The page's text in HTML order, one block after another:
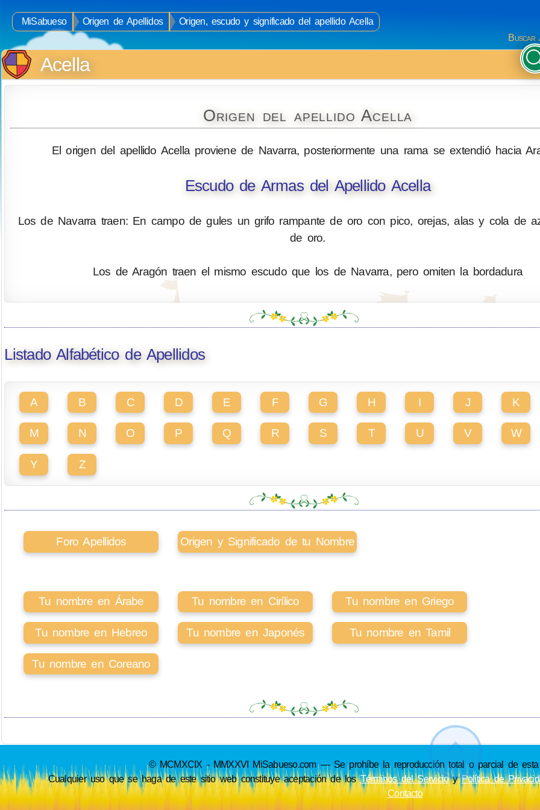
MiSabueso Origen de Apellidos
Origen, escudo y significado del apellido Acella
Buscar
Acella
Origen del apellido Acella
El origen del apellido Acella proviene de Navarra, posteriormente una rama se extendió hacia
Escudo de Armas del Apellido Acella
Los de Navarra traen: En campo de gules un grifo rampante de oro con pico, orejas, alas y cola de
de oro.
Los de Aragón traen el mismo escudo que los de Navarra, pero omiten la bordadura
Listado Alfabético de Apellidos
A B C D E F G H I J K
M N O P Q R S T U V W
Y Z
Foro Apellidos Origen y Significado de tu Nombre
Tu nombre en Árabe Tu nombre en Cirílico Tu nombre en Griego
Tu nombre en Hebreo Tu nombre en Japonés Tu nombre en Tamil
Tu nombre en Coreano
© MCMXCIX - MMXXVI MiSabueso.com — Se prohíbe la reproducción total o parcial de
Cualquier uso que se haga de este sitio web constituye aceptación de losTérminos del ServicioyPolítica de
Contacto